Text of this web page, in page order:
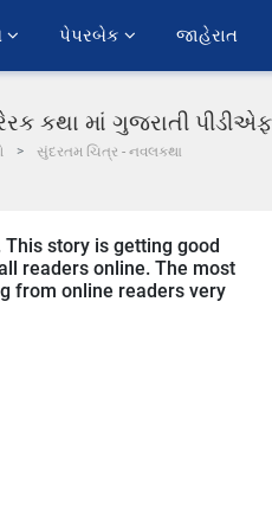
પેપરબેક જાહેરાત
કથા માં ગુજરાતી પીડીએફ
સુંદરતમ ચિત્ર - નવલકથા
story is getting good
readers online. The most
from online readers very